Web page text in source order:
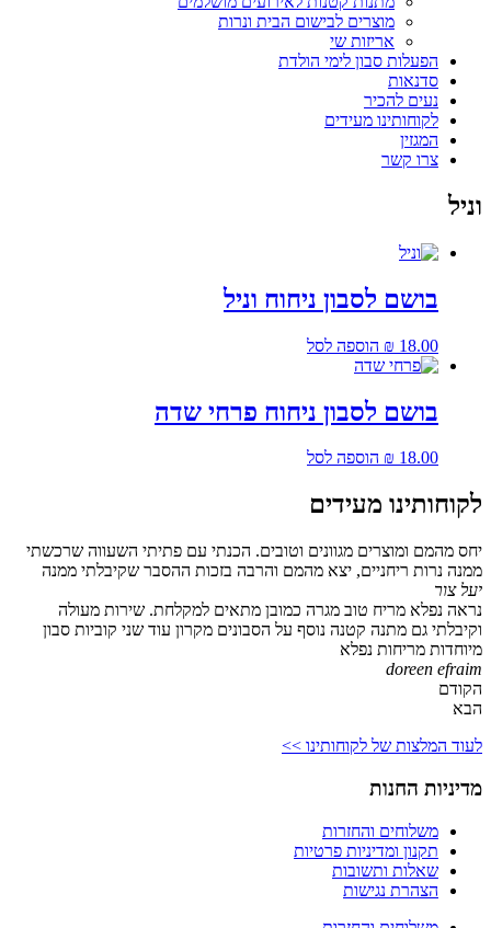
מוצרים לבישום הבית ונרות
אריזות שי
הפעלות סבון לימי הולדת
סדנאות
נעים להכיר
לקוחותינו מעידים
המגזין
צרו קשר
וניל
בושם לסבון ניחוח וניל
₪ 18.00 הוספה לסל
בושם לסבון ניחוח פרחי שדה
₪ 18.00 הוספה לסל
לקוחותינו מעידים
יחס מהמם ומוצרים מגוונים וטובים. הכנתי עם פתיתי השעווה שרכשתי
ממנה נרות ריחניים, יצא מהמם והרבה בזכות ההסבר שקיבלתי ממנה
יעל צור
נראה נפלא מריח טוב מגרה כמובן מתאים למקלחת. שירות מעולה
וקיבלתי גם מתנה קטנה נוסף על הסבונים מקרון עוד שני קוביות סבון
מיוחדות מריחות נפלא
doreen efraim
הקודם
הבא
לעוד המלצות של לקוחותינו >>
מדיניות החנות
משלוחים והחזרות
תקנון ומדיניות פרטיות
שאלות ותשובות
הצהרת נגישות